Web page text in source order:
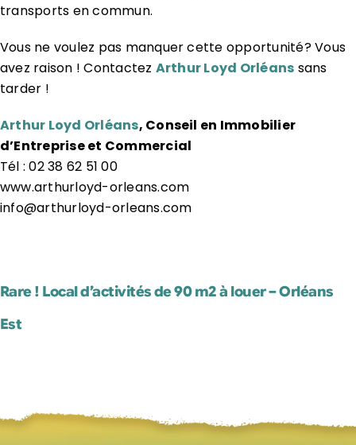
transports en commun.
Vous ne voulez pas manquer cette opportunité? Vous
avez raison ! Contactez Arthur Loyd Orléans sans
tarder !
Arthur Loyd Orléans, Conseil en Immobilier
d’Entreprise et Commercial
Tél : 02 38 62 51 00
www.arthurloyd-orleans.com
info@arthurloyd-orleans.com
Rare ! Local d’activités de 90 m2 à louer – Orléans
Est